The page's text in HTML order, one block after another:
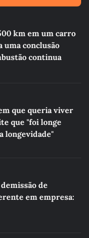
km em um carro
uma conclusão
continua
que queria viver
que "foi longe
longevidade"
de
em empresa: